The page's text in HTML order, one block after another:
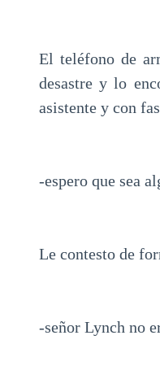
El teléfono de
desastre y lo
asistente y con
-espero que sea
Le contesto de
-señor Lynch no